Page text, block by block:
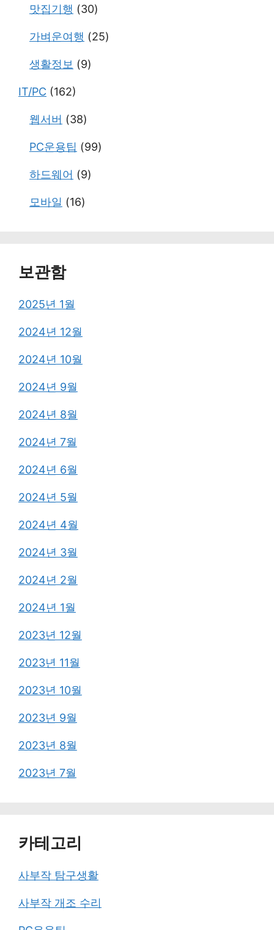
맛집기행 (30)
가벼운여행 (25)
생활정보 (9)
IT/PC (162)
웹서버 (38)
PC운용팁 (99)
하드웨어 (9)
모바일 (16)
보관함
2025년 1월
2024년 12월
2024년 10월
2024년 9월
2024년 8월
2024년 7월
2024년 6월
2024년 5월
2024년 4월
2024년 3월
2024년 2월
2024년 1월
2023년 12월
2023년 11월
2023년 10월
2023년 9월
2023년 8월
2023년 7월
카테고리
사부작 탐구생활
사부작 개조 수리